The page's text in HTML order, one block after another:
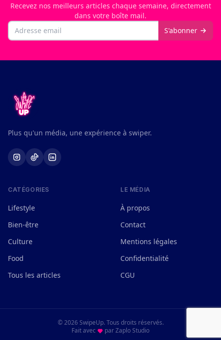
Recevez nos meilleurs articles chaque semaine, directement
dans votre boîte mail.
Email S'abonner
Plus qu'un média, une expérience à swiper.
CATÉGORIES
Lifestyle
Bien-être
Culture
Food
Tous les articles
LE MÉDIA
À propos
Contact
Mentions légales
Confidentialité
CGU
© 2026 SwipeUp. Tous droits réservés.
Fait avec
parZaplo Studio